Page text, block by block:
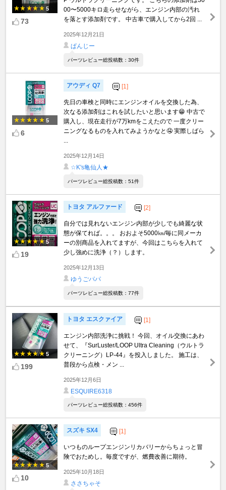
5
73
00〜5000キロ走らせながら、エンジン内部の汚れ
を落とす添加剤です。 中古車で購入してから2回 ...
2025年12月21日
ぱんじー
パーツレビュー総投稿数：30件
5
6
アウディ Q7 [1]
先日の車検と同時にエンジンオイルを交換した為、
次なる添加剤はこれを試したいと思います😁 中古で
購入し、現在走行が7万kmをこえたので 一度クリー
ニングなるものを入れてみようかなと🤤 実際しばら
...
2025年12月14日
☆K's亀仙人★
パーツレビュー総投稿数：51件
5
19
トヨタ アルファード [2]
自分では見れないエンジン内部が少しでも綺麗な状
態が保てれば。。。 おおよそ5000㎞/毎に同メーカ
ーの別商品を入れてますが、今回はこちらを入れて
少し強めに洗浄（？）します。
2025年12月13日
ゆうごパパ
パーツレビュー総投稿数：77件
5
199
トヨタ エスクァイア [1]
エンジン内部洗浄に挑戦！ 今回、オイル交換にあわ
せて、『SurLuster/LOOP Ultra Cleaning（ウルトラ
クリーニング）LP-44』を投入しました。 施工は、
普段から点検・メン ...
2025年12月6日
ESQUIRE6318
パーツレビュー総投稿数：456件
5
10
スズキ SX4 [1]
いつものループエンジンリカバリーからちょっと冒
険でおためし。毎度ですが、燃費改善に期待。
2025年10月18日
ささちゃそ